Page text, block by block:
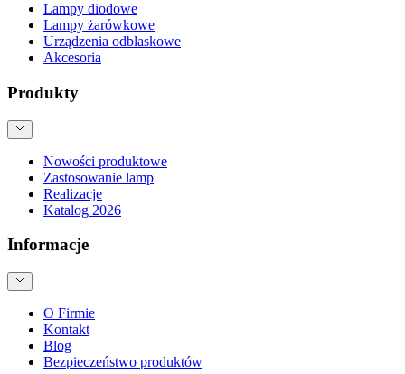
Lampy diodowe
Lampy żarówkowe
Urządzenia odblaskowe
Akcesoria
Produkty
Nowości produktowe
Zastosowanie lamp
Realizacje
Katalog 2026
Informacje
O Firmie
Kontakt
Blog
Bezpieczeństwo produktów